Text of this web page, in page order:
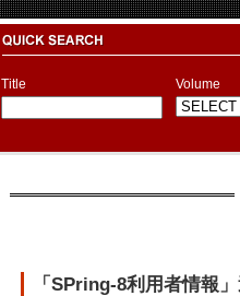
Title Volume
「SPring-8利用者情報